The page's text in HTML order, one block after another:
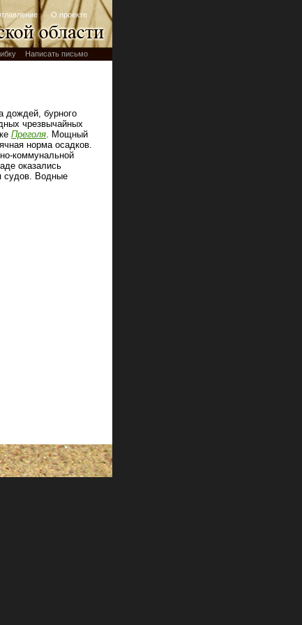
О проекте
Написать письмо
дождей, бурного
чрезвычайных
Преголя. Мощный
норма осадков.
коммунальной
оказались
судов. Водные